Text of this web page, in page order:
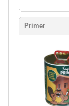
Primer